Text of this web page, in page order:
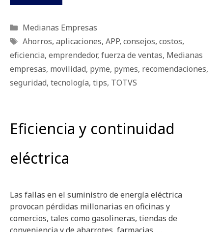
Categorías
Medianas Empresas
Etiquetas
Ahorros, aplicaciones, APP, consejos, costos,
eficiencia, emprendedor, fuerza de ventas, Medianas
empresas, movilidad, pyme, pymes, recomendaciones,
seguridad, tecnología, tips, TOTVS
Eficiencia y continuidad
eléctrica
Las fallas en el suministro de energía eléctrica
provocan pérdidas millonarias en oficinas y
comercios, tales como gasolineras, tiendas de